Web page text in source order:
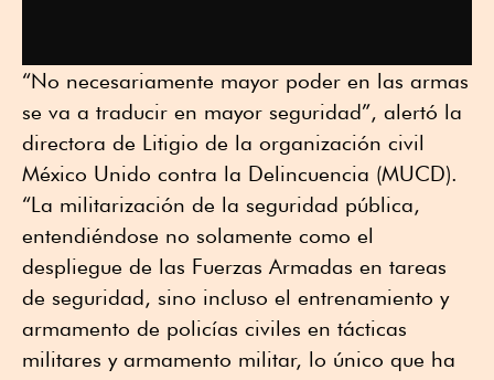
“No necesariamente mayor poder en las armas
se va a traducir en mayor seguridad”, alertó la
directora de Litigio de la organización civil
México Unido contra la Delincuencia (MUCD).
“La militarización de la seguridad pública,
entendiéndose no solamente como el
despliegue de las Fuerzas Armadas en tareas
de seguridad, sino incluso el entrenamiento y
armamento de policías civiles en tácticas
militares y armamento militar, lo único que ha